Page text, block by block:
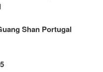
Shan Portugal